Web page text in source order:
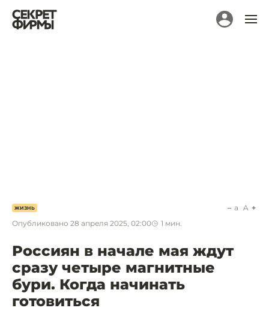
ЖИЗНЬ
Опубликовано 28 апреля 2025, 02:00 1 мин.
a A
Россиян в начале мая ждут
сразу четыре магнитные
бури. Когда начинать
готовиться